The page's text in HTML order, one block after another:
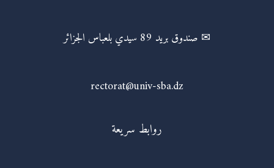
✉ صندوق بريد 89 سيدي بلعباس الجزائر
rectorat@univ-sba.dz
روابط سريعة